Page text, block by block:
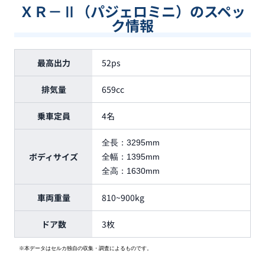
ＸＲ－Ⅱ（パジェロミニ）のスペッ
ク情報
最高出力 52ps
排気量 659cc
乗車定員 4名
ボディサイズ
全長： 3295mm
全幅： 1395mm
全高： 1630mm
車両重量 810~900kg
ドア数 3枚
※本データはセルカ独自の収集・調査によるものです。